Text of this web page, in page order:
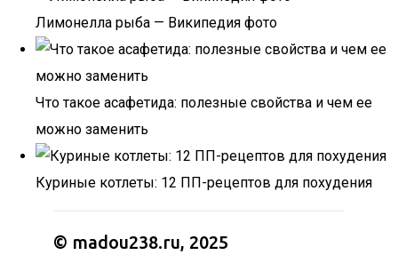
Лимонелла рыба — Википедия фото
Что такое асафетида: полезные свойства и чем ее
можно заменить
Куриные котлеты: 12 ПП-рецептов для похудения
© madou238.ru, 2025